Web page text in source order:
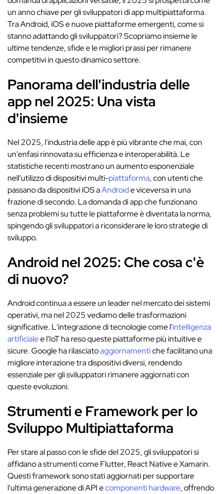
un anno chiave per gli sviluppatori di app multipiattaforma.
Tra Android, iOS e nuove piattaforme emergenti, come si
stanno adattando gli sviluppatori? Scopriamo insieme le
ultime tendenze, sfide e le migliori prassi per rimanere
competitivi in questo dinamico settore.
Panorama dell'industria delle
app nel 2025: Una vista
d'insieme
Nel 2025, l'industria delle app è più vibrante che mai, con
un'enfasi rinnovata su efficienza e interoperabilità. Le
statistiche recenti mostrano un aumento esponenziale
nell'utilizzo di dispositivi multi-piattaforma, con utenti che
passano da dispositivi iOS aAndroide viceversa in una
frazione di secondo. La domanda di app che funzionano
senza problemi su tutte le piattaforme è diventata la norma,
spingendo gli sviluppatori a riconsiderare le loro strategie di
sviluppo.
Android nel 2025: Che cosa c'è
di nuovo?
Android continua a essere un leader nel mercato dei sistemi
operativi, ma nel 2025 vediamo delle trasformazioni
significative. L'integrazione di tecnologie come l'intelligenza
artificialee l'IoT ha reso queste piattaforme più intuitive e
sicure. Google ha rilasciatoaggiornamentiche facilitano una
migliore interazione tra dispositivi diversi, rendendo
essenziale per gli sviluppatori rimanere aggiornati con
queste evoluzioni.
Strumenti e Framework per lo
Sviluppo Multipiattaforma
Per stare al passo con le sfide del 2025, gli sviluppatori si
affidano a strumenti come Flutter, React Native e Xamarin.
Questi framework sono stati aggiornati per supportare
l'ultima generazione di API ecomponenti hardware, offrendo